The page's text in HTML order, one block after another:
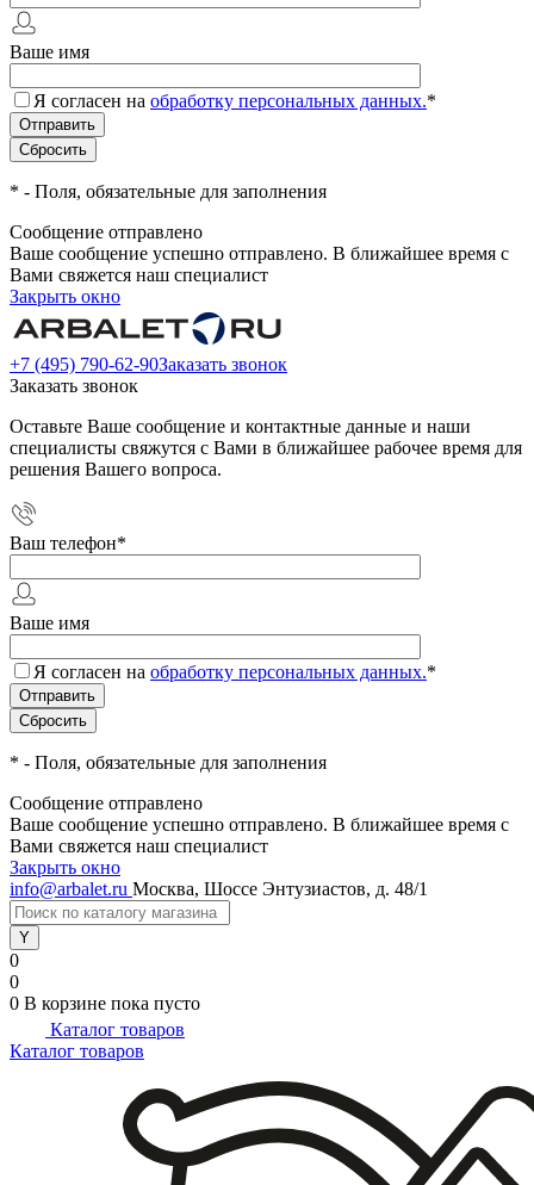
Ваше имя
Я согласен на обработку персональных данных.*
* - Поля, обязательные для заполнения
Сообщение отправлено
Ваше сообщение успешно отправлено. В ближайшее время с
Вами свяжется наш специалист
Закрыть окно
+7 (495) 790-62-90Заказать звонок
Заказать звонок
Оставьте Ваше сообщение и контактные данные и наши
специалисты свяжутся с Вами в ближайшее рабочее время для
решения Вашего вопроса.
Ваш телефон*
Ваше имя
Я согласен на обработку персональных данных.*
* - Поля, обязательные для заполнения
Сообщение отправлено
Ваше сообщение успешно отправлено. В ближайшее время с
Вами свяжется наш специалист
Закрыть окно
info@arbalet.ru Москва, Шоссе Энтузиастов, д. 48/1
0
0
0 В корзине пока пусто
Каталог товаров
Каталог товаров